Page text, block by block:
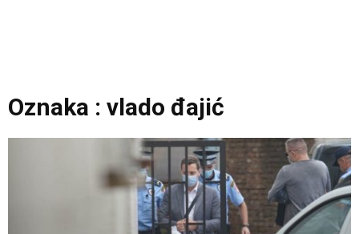
Oznaka : vlado đajić